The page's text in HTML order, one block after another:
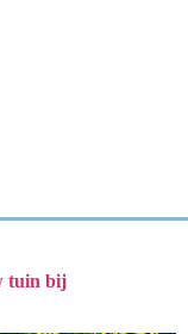
tuin bij